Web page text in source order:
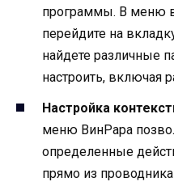
программы. В меню
перейдите на
найдете различные
настроить, включая
Настройка
меню ВинРара
определенные
прямо из